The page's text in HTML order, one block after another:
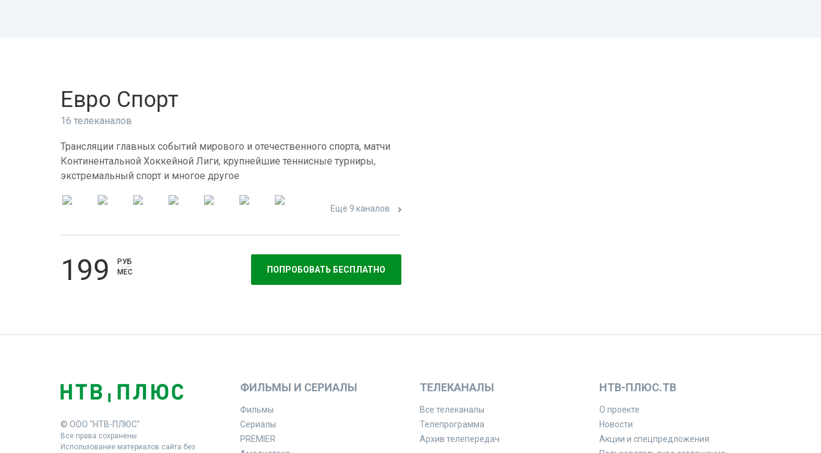
Евро Спорт
16 телеканалов
Трансляции главных событий мирового и отечественного спорта, матчи
Континентальной Хоккейной Лиги, крупнейшие теннисные турниры,
экстремальный спорт и многое другое
Ещё 9 каналов
199
РУБ
МЕС
ПОПРОБОВАТЬ БЕСПЛАТНО
© ООО "НТВ-ПЛЮС"
Все права сохранены.
Использование материалов сайта без
ФИЛЬМЫ И СЕРИАЛЫ
Фильмы
Сериалы
PREMIER
ТЕЛЕКАНАЛЫ
Все телеканалы
Телепрограмма
Архив телепередач
НТВ-ПЛЮС.ТВ
О проекте
Новости
Акции и спецпредложения